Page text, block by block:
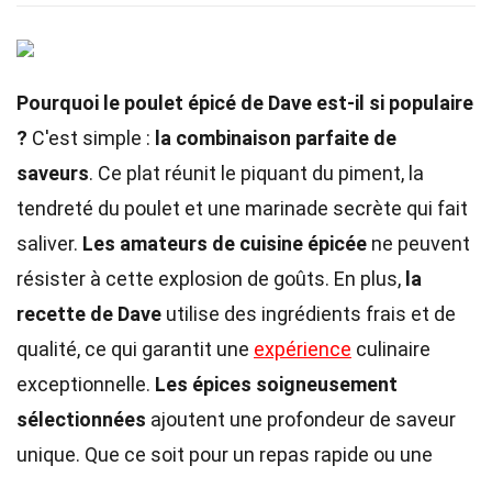
Pourquoi le poulet épicé de Dave est-il si populaire
? C'est simple : la combinaison parfaite de
saveurs. Ce plat réunit le piquant du piment, la
tendreté du poulet et une marinade secrète qui fait
saliver. Les amateurs de cuisine épicée ne peuvent
résister à cette explosion de goûts. En plus, la
recette de Dave utilise des ingrédients frais et de
qualité, ce qui garantit une expérience culinaire
exceptionnelle. Les épices soigneusement
sélectionnées ajoutent une profondeur de saveur
unique. Que ce soit pour un repas rapide ou une